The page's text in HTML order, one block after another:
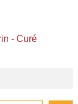
- Curé